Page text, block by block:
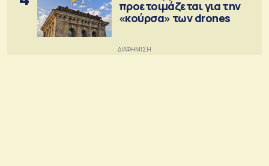
προετοιμάζεται για την
«κούρσα» των drones